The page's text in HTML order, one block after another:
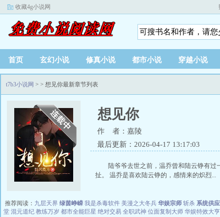
收藏4g小说网
首页 玄幻小说 修真小说 都市小说 穿越小说
t7b3小说网 > > 想见你最新章节列表
想见你
作 者：嘉陵
最后更新：2026-04-17 13:17:03
陆爷爷去世之前，温乔曾和陆云铮有
扯。 温乔是喜欢陆云铮的，感情来的炽烈...
推荐阅读： 九层天界 绿茵峥嵘 我是杀毒软件 美漫之大冬兵 华娱宗师 斩杀 系统供
堂 混元道纪 教练万岁 都市全能巨星 绝对交易 全职武神 位面复制大师 华娱特效大亨